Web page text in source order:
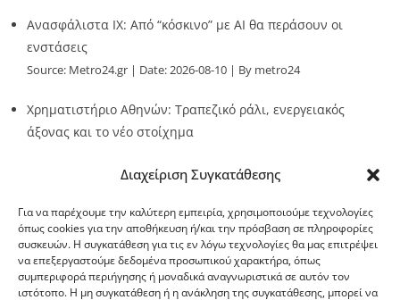
Διαχείριση Συγκατάθεσης
Για να παρέχουμε την καλύτερη εμπειρία, χρησιμοποιούμε τεχνολογίες
όπως cookies για την αποθήκευση ή/και την πρόσβαση σε πληροφορίες
συσκευών. Η συγκατάθεση για τις εν λόγω τεχνολογίες θα μας επιτρέψει
να επεξεργαστούμε δεδομένα προσωπικού χαρακτήρα, όπως
συμπεριφορά περιήγησης ή μοναδικά αναγνωριστικά σε αυτόν τον
ιστότοπο. Η μη συγκατάθεση ή η ανάκληση της συγκατάθεσης, μπορεί να
Ανασφάλιστα ΙΧ: Από “κόσκινο” με AI θα περάσουν οι
ενστάσεις
Source: Metro24.gr Date: 2026-08-10 By metro24
Χρηματιστήριο Αθηνών: Τραπεζικό ράλι, ενεργειακός
άξονας και το νέο στοίχημα
G-point.gr